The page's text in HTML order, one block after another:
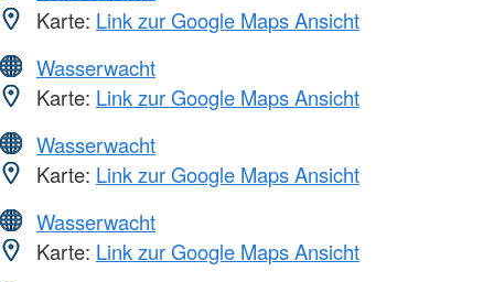
Karte: Link zur Google Maps Ansicht
Wasserwacht
Karte: Link zur Google Maps Ansicht
Wasserwacht
Karte: Link zur Google Maps Ansicht
Wasserwacht
Karte: Link zur Google Maps Ansicht